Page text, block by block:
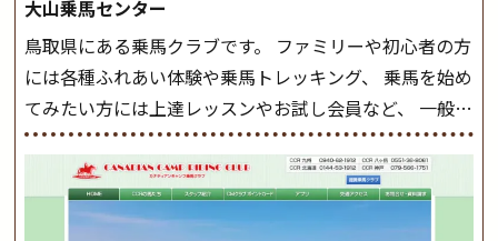
まとめをします。 三種歩法をマスターし、ワンランク上
の扶助操作や誘導方法を身につけましょう。 注意事項
◆馬場使用状況により、使用する馬場はこちらで決定い
たしますのでご了承ください ◆基本は雨天決行です
が、落雷・強風等のより、安全上急遽中止させていただ
く場合がございます。 ◆三木ホースランドパークの協議
会や講習会等により、一部レッスンが中止になる場合が
大山乗馬センター
鳥取県にある乗馬クラブです。 ファミリーや初心者の方
には各種ふれあい体験や乗馬トレッキング、 乗馬を始め
てみたい方には上達レッスンやお試し会員など、 一般の
方に幅広くお楽しみいただける施設を目指しています。
また、お手軽（低価格）に会員になったり自分の馬を持
つことのできる乗馬クラブでもあり、 健康や趣味、スポ
ーツ競技として、老若男女様々な方が、日々乗馬をお楽